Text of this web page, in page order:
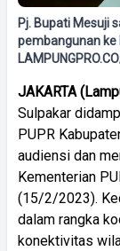
Pj. Bupati Mesuji
pembangunan ke
JAKARTA
Sulpakar
PUPR
audiensi dan
Kementerian
(15/2/2023).
dalam rangka
konektivitas